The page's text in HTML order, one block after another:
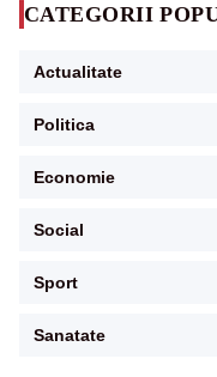
CATEGORII
Actualitate
Politica
Economie
Social
Sport
Sanatate